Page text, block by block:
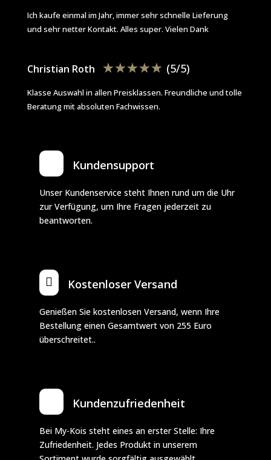
Ich kaufe einmal im Jahr, immer sehr schnelle Lieferung
und sehr netter Kontakt. Alles super. Vielen Dank
Christian Roth ☆☆☆☆☆ (5/5)
Klasse Auswahl in allen Preisklassen. Freundliche und tolle
Beratung mit absoluten Fachwissen.
Kundensupport
Unser Kundenservice steht Ihnen rund um die Uhr
zur Verfügung, um Ihre Fragen jederzeit zu
beantworten.
 Kostenloser Versand
Genießen Sie kostenlosen Versand, wenn Ihre
Bestellung einen Gesamtwert von 255 Euro
überschreitet..
Kundenzufriedenheit
Bei My-Kois steht eines an erster Stelle: Ihre
Zufriedenheit. Jedes Produkt in unserem